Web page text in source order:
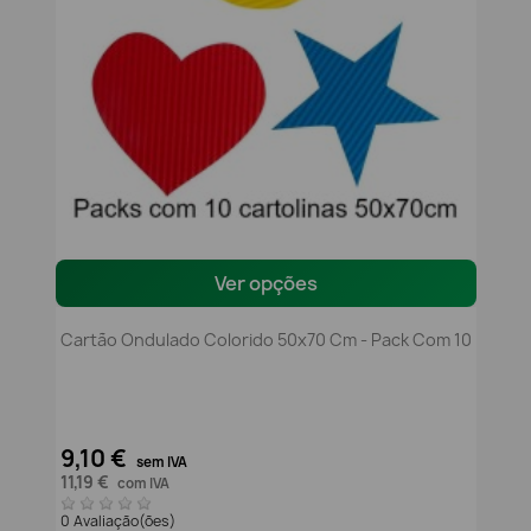
Ver opções
Cartão Ondulado Colorido 50x70 Cm - Pack Com 10
9,10 € sem IVA
11,19 € com IVA
0 Avaliação(ões)